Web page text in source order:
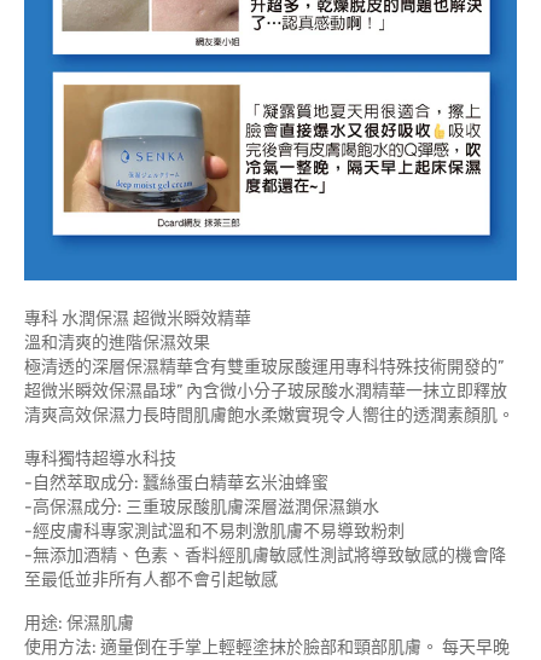
專科 水潤保濕 超微米瞬效精華
溫和清爽的進階保濕效果
極清透的深層保濕精華含有雙重玻尿酸運用專科特殊技術開發的”
超微米瞬效保濕晶球” 內含微小分子玻尿酸水潤精華一抹立即釋放
清爽高效保濕力長時間肌膚飽水柔嫩實現令人嚮往的透潤素顏肌。
專科獨特超導水科技
-自然萃取成分: 蠶絲蛋白精華玄米油蜂蜜
-高保濕成分: 三重玻尿酸肌膚深層滋潤保濕鎖水
-經皮膚科專家測試溫和不易刺激肌膚不易導致粉刺
-無添加酒精、色素、香料經肌膚敏感性測試將導致敏感的機會降
至最低並非所有人都不會引起敏感
用途: 保濕肌膚
使用方法: 適量倒在手掌上輕輕塗抹於臉部和頸部肌膚。 每天早晚